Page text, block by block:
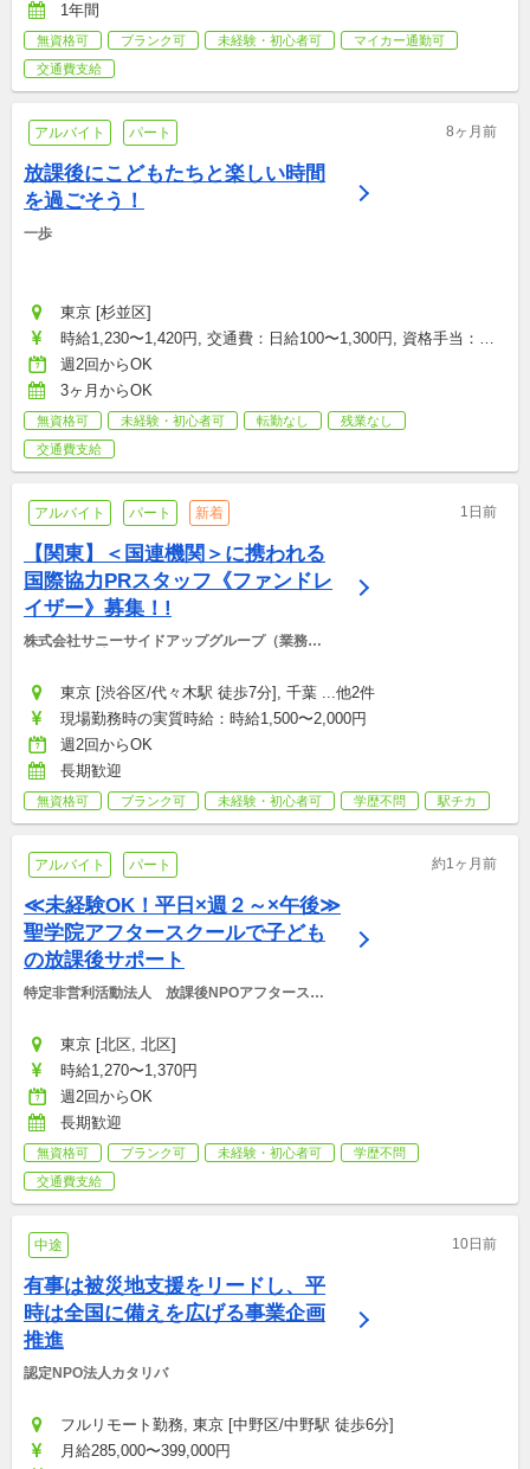
店舗トップ：月給300,000〜400,000円
1年間
無資格可 ブランク可 未経験・初心者可
マイカー通勤可
交通費支給
アルバイト パート 8ヶ月前
放課後にこどもたちと楽しい時間
を過ごそう！
一歩
東京 [杉並区]
時給1,230〜1,420円, 交通費：日給100〜1,300円, 資格手当：日
給50円
週2回からOK
3ヶ月からOK
無資格可 未経験・初心者可 転勤なし
残業なし
交通費支給
アルバイト パート 新着 1日前
【関東】＜国連機関＞に携われる
国際協力PRスタッフ《ファンドレ
イザー》募集！!
株式会社サニーサイドアップグループ（業務運
東京 [渋谷区/代々木駅 徒歩7分], 千葉 ...他2件
現場勤務時の実質時給：時給1,500〜2,000円
週2回からOK
長期歓迎
無資格可 ブランク可 未経験・初心者可 学歴不問 駅チカ
アルバイト パート 約1ヶ月前
≪未経験OK！平日×週２～×午後≫
聖学院アフタースクールで子ども
の放課後サポート
特定非営利活動法人　放課後NPOアフタースク
東京 [北区, 北区]
時給1,270〜1,370円
週2回からOK
長期歓迎
無資格可 ブランク可 未経験・初心者可
学歴不問
交通費支給
中途 10日前
有事は被災地支援をリードし、平
時は全国に備えを広げる事業企画
推進
認定NPO法人カタリバ
フルリモート勤務, 東京 [中野区/中野駅 徒歩6分]
月給285,000〜399,000円